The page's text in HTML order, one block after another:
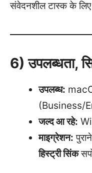
संवेदनशील टास्क के
6) उपलब्धता,
उपलब्ध:
(Business/
जल्द आ रहे:
माइग्रेशन:
हिस्ट्री सिंक